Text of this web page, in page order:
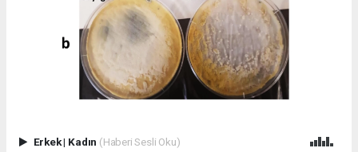
Erkek| Kadın (Haberi Sesli Oku)